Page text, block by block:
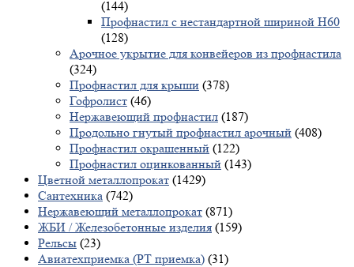
(144)
Профнастил с нестандартной шириной Н60
(128)
Арочное укрытие для конвейеров из профнастила
(324)
Профнастил для крыши (378)
Гофролист (46)
Нержавеющий профнастил (187)
Продольно гнутый профнастил арочный (408)
Профнастил окрашенный (122)
Профнастил оцинкованный (143)
Цветной металлопрокат (1429)
Сантехника (742)
Нержавеющий металлопрокат (871)
ЖБИ / Железобетонные изделия (159)
Рельсы (23)
Авиатехприемка (РТ приемка) (31)